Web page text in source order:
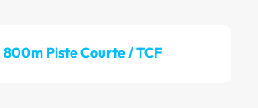
800m Piste Courte / TCF